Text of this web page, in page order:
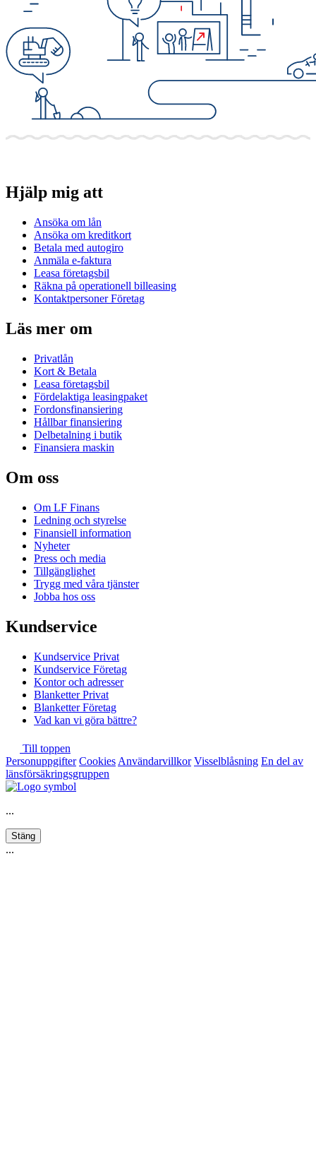
Hjälp mig att
Ansöka om lån
Ansöka om kreditkort
Betala med autogiro
Anmäla e-faktura
Leasa företagsbil
Räkna på operationell billeasing
Kontaktpersoner Företag
Läs mer om
Privatlån
Kort & Betala
Leasa företagsbil
Fördelaktiga leasingpaket
Fordonsfinansiering
Hållbar finansiering
Delbetalning i butik
Finansiera maskin
Om oss
Om LF Finans
Ledning och styrelse
Finansiell information
Nyheter
Press och media
Tillgänglighet
Trygg med våra tjänster
Jobba hos oss
Kundservice
Kundservice Privat
Kundservice Företag
Kontor och adresser
Blanketter Privat
Blanketter Företag
Vad kan vi göra bättre?
Till toppen
Personuppgifter Cookies Användarvillkor Visselblåsning En del av
länsförsäkringsgruppen
...
Stäng
...